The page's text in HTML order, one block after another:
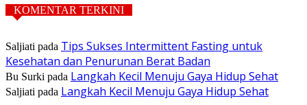
KOMENTAR TERKINI
Saljiati pada Tips Sukses Intermittent Fasting untuk
Kesehatan dan Penurunan Berat Badan
Bu Surki pada Langkah Kecil Menuju Gaya Hidup Sehat
Saljiati pada Langkah Kecil Menuju Gaya Hidup Sehat